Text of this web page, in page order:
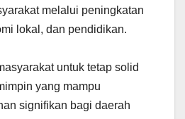
melalui peningkatan
lokal, dan pendidikan.
untuk tetap solid
yang mampu
signifikan bagi daerah